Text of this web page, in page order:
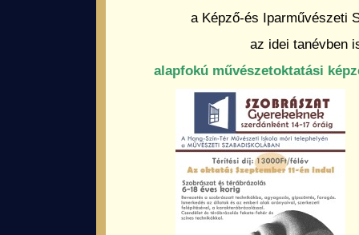
a Képző-és Iparművészeti
az idei tanévben
alapfokú művészetoktatási